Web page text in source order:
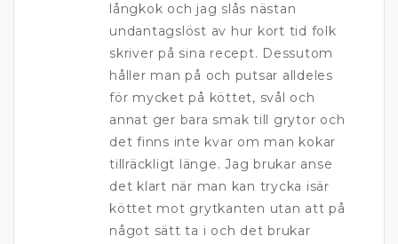
långkok och jag slås nästan
undantagslöst av hur kort tid folk
skriver på sina recept. Dessutom
håller man på och putsar alldeles
för mycket på köttet, svål och
annat ger bara smak till grytor och
det finns inte kvar om man kokar
tillräckligt länge. Jag brukar anse
det klart när man kan trycka isär
köttet mot grytkanten utan att på
något sätt ta i och det brukar